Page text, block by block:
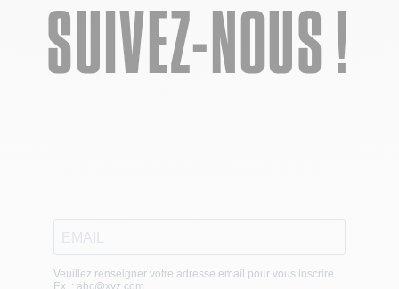
SUIVEZ-NOUS !